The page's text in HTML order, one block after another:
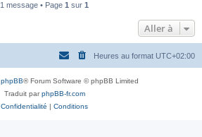
1 message • Page 1 sur 1
Aller à
Heures au format UTC+02:00
phpBB® Forum Software © phpBB Limited
Traduit parphpBB-fr.com
Confidentialité | Conditions